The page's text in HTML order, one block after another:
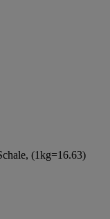
(1kg=16.63)